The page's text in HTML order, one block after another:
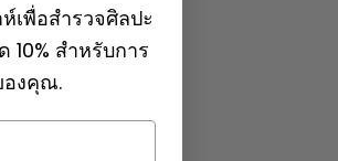
เพื่อสำรวจศิลปะ
สำหรับการ
องคุณ.